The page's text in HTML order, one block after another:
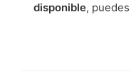
disponible, puedes